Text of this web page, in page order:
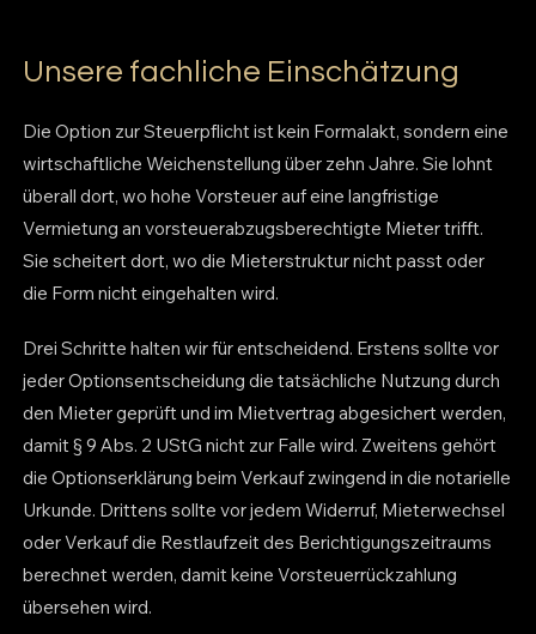
Unsere fachliche Einschätzung
Die Option zur Steuerpflicht ist kein Formalakt, sondern eine
wirtschaftliche Weichenstellung über zehn Jahre. Sie lohnt
überall dort, wo hohe Vorsteuer auf eine langfristige
Vermietung an vorsteuerabzugsberechtigte Mieter trifft.
Sie scheitert dort, wo die Mieterstruktur nicht passt oder
die Form nicht eingehalten wird.
Drei Schritte halten wir für entscheidend. Erstens sollte vor
jeder Optionsentscheidung die tatsächliche Nutzung durch
den Mieter geprüft und im Mietvertrag abgesichert werden,
damit § 9 Abs. 2 UStG nicht zur Falle wird. Zweitens gehört
die Optionserklärung beim Verkauf zwingend in die notarielle
Urkunde. Drittens sollte vor jedem Widerruf, Mieterwechsel
oder Verkauf die Restlaufzeit des Berichtigungszeitraums
berechnet werden, damit keine Vorsteuerrückzahlung
übersehen wird.